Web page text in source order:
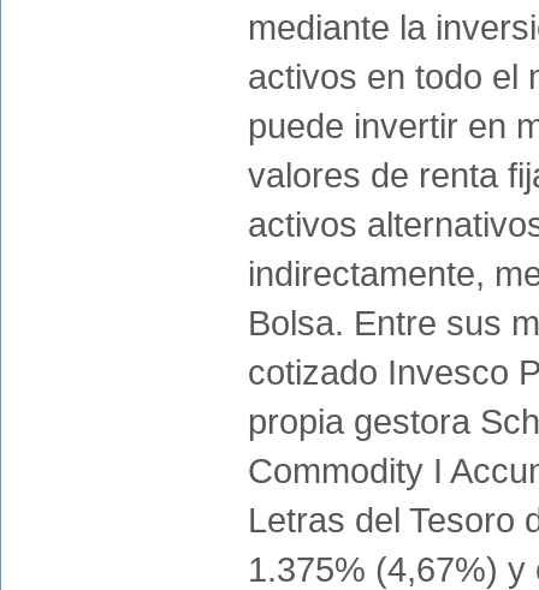
mediante la
activos en todo el
puede invertir en
valores de renta
activos
indirectamente,
Bolsa. Entre sus
cotizado Invesco
propia gestora
Commodity I
Letras del Tesoro
1.375% (4,67%)